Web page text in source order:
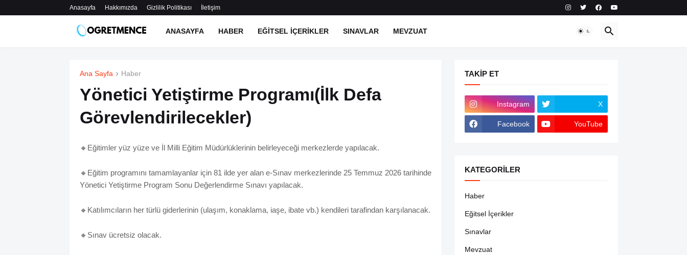
Anasayfa Hakkımızda Gizlilik Politikası İletişim
ANASAYFA HABER EĞITSEL İÇERIKLER SINAVLAR MEVZUAT
Ana Sayfa Haber
Yönetici Yetiştirme Programı(İlk Defa
Görevlendirilecekler)
🔸️Eğitimler yüz yüze ve İl Milli Eğitim Müdürlüklerinin belirleyeceği merkezlerde yapılacak.
🔸️Eğitim programını tamamlayanlar için 81 ilde yer alan e-Sınav merkezlerinde 25 Temmuz 2026 tarihinde
Yönetici Yetiştirme Program Sonu Değerlendirme Sınavı yapılacak.
🔸️Katılımcıların her türlü giderlerinin (ulaşım, konaklama, iaşe, ibate vb.) kendileri tarafindan karşılanacak.
🔸️Sınav ücretsiz olacak.
TAKIP ET
Instagram X
Facebook YouTube
KATEGORILER
Haber
Eğitsel İçerikler
Sınavlar
Mevzuat